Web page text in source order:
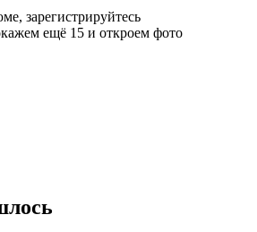
зарегистрируйтесь
ещё 15 и откроем фото